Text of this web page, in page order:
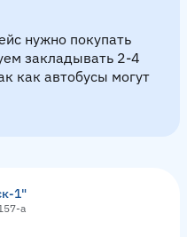
нужно покупать
закладывать 2-4
как автобусы могут
1"
а